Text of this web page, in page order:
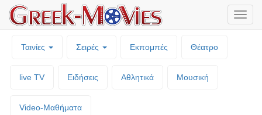
Ταινίες Σειρές Εκπομπές Θέατρο
live TV Ειδήσεις Αθλητικά Μουσική
Video-Mαθήματα